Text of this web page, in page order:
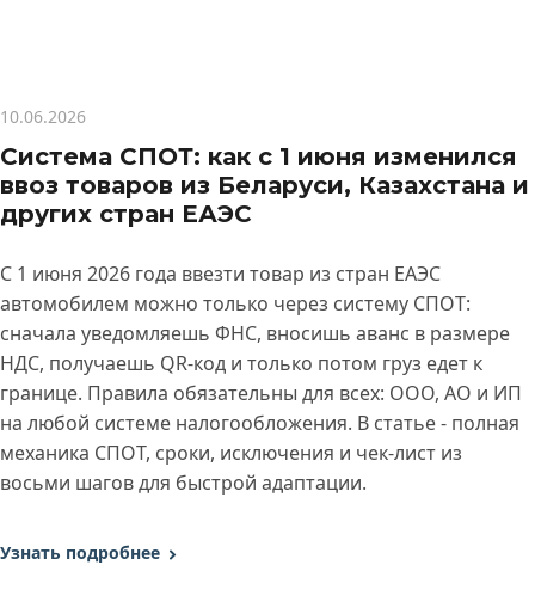
10.06.2026
Система СПОТ: как с 1 июня изменился
ввоз товаров из Беларуси, Казахстана и
других стран ЕАЭС
С 1 июня 2026 года ввезти товар из стран ЕАЭС
автомобилем можно только через систему СПОТ:
сначала уведомляешь ФНС, вносишь аванс в размере
НДС, получаешь QR-код и только потом груз едет к
границе. Правила обязательны для всех: ООО, АО и ИП
на любой системе налогообложения. В статье - полная
механика СПОТ, сроки, исключения и чек-лист из
восьми шагов для быстрой адаптации.
Узнать подробнее